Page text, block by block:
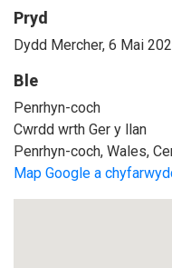
Pryd
Dydd Mercher, 6 Mai
Ble
Penrhyn-coch
Cwrdd wrth Ger y llan
Penrhyn-coch, Wales,
Map Google a